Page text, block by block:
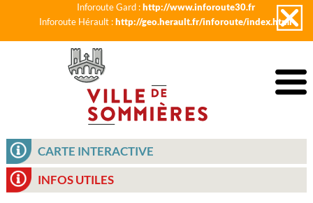
Inforoute Gard :http://www.inforoute30.fr
Inforoute Hérault :http://geo.herault.fr/inforoute/index.html
CARTE INTERACTIVE
INFOS UTILES